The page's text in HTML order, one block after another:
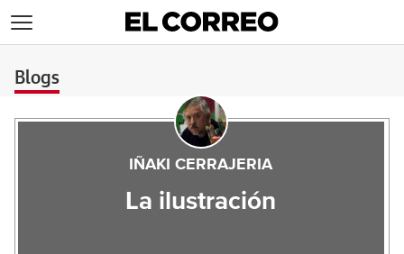
Blogs
IÑAKI CERRAJERIA
La ilustración